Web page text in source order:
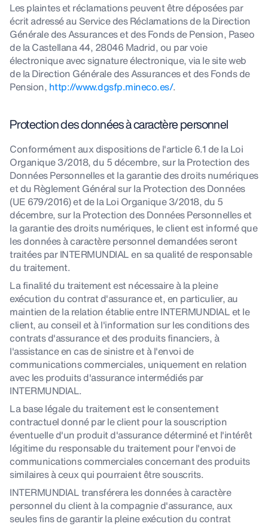
Les plaintes et réclamations peuvent être déposées par
écrit adressé au Service des Réclamations de la Direction
Générale des Assurances et des Fonds de Pension, Paseo
de la Castellana 44, 28046 Madrid, ou par voie
électronique avec signature électronique, via le site web
de la Direction Générale des Assurances et des Fonds de
Pension, http://www.dgsfp.mineco.es/.
Protection des données à caractère personnel
Conformément aux dispositions de l'article 6.1 de la Loi
Organique 3/2018, du 5 décembre, sur la Protection des
Données Personnelles et la garantie des droits numériques
et du Règlement Général sur la Protection des Données
(UE 679/2016) et de la Loi Organique 3/2018, du 5
décembre, sur la Protection des Données Personnelles et
la garantie des droits numériques, le client est informé que
les données à caractère personnel demandées seront
traitées par INTERMUNDIAL en sa qualité de responsable
du traitement.
La finalité du traitement est nécessaire à la pleine
exécution du contrat d'assurance et, en particulier, au
maintien de la relation établie entre INTERMUNDIAL et le
client, au conseil et à l'information sur les conditions des
contrats d'assurance et des produits financiers, à
l'assistance en cas de sinistre et à l'envoi de
communications commerciales, uniquement en relation
avec les produits d'assurance intermédiés par
INTERMUNDIAL.
La base légale du traitement est le consentement
contractuel donné par le client pour la souscription
éventuelle d'un produit d'assurance déterminé et l'intérêt
légitime du responsable du traitement pour l'envoi de
communications commerciales concernant des produits
similaires à ceux qui pourraient être souscrits.
INTERMUNDIAL transférera les données à caractère
personnel du client à la compagnie d'assurance, aux
seules fins de garantir la pleine exécution du contrat